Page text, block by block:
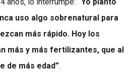
uso algo sobrenatural para
más rápido. Hoy los
más y más fertilizantes, que al
de más edad”.